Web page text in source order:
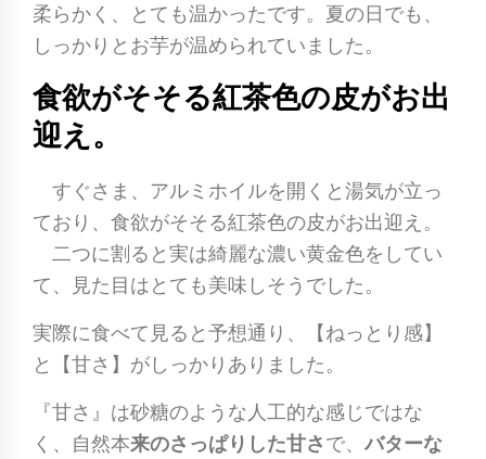
柔らかく、とても温かったです。夏の日でも、
しっかりとお芋が温められていました。
食欲がそそる紅茶色の皮がお出
迎え。
すぐさま、アルミホイルを開くと湯気が立っ
ており、食欲がそそる紅茶色の皮がお出迎え。
二つに割ると実は綺麗な濃い黄金色をしてい
て、見た目はとても美味しそうでした。
実際に食べて見ると予想通り、【ねっとり感】
と【甘さ】がしっかりありました。
『甘さ』は砂糖のような人工的な感じではな
く、自然本来のさっぱりした甘さで、 バターな